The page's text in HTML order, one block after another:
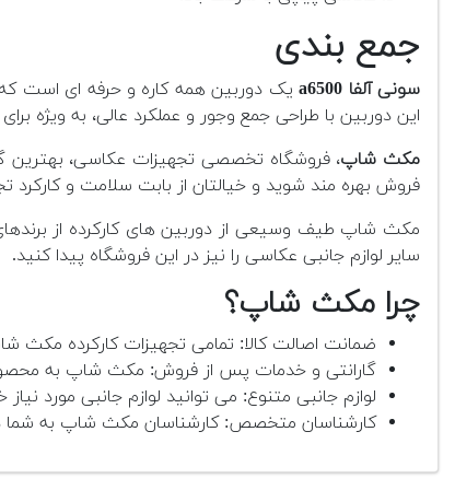
جمع بندی
سونی آلفا a6500
این دوربین با طراحی جمع وجور و عملکرد عالی، به ویژه
مکث شاپ، فروشگاه تخصصی تجهیزات عکاسی، بهترین
فروش بهره مند شوید و خیالتان از بابت سلامت و کارکرد
مکث شاپ طیف وسیعی از دوربین های کارکرده از
سایر لوازم جانبی عکاسی را نیز در این فروشگاه پیدا کنید.
چرا مکث شاپ؟
ضمانت اصالت کالا: تمامی تجهیزات کارکرده مکث
گارانتی و خدمات پس از فروش: مکث شاپ به
لوازم جانبی متنوع: می توانید لوازم جانبی مورد نیاز
کارشناسان متخصص: کارشناسان مکث شاپ به شما